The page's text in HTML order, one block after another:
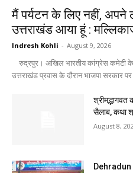
मैं पर्यटन के लिए नहीं,
उत्तराखंड आया हूं :
Indresh Kohli - August 9, 2026
रुद्रपुर। अखिल भारतीय कांग्रेस कमेटी के
उत्तराखंड प्रवास के दौरान भाजपा सरकार
सैलाब, कथा
August 8,
Dehradun